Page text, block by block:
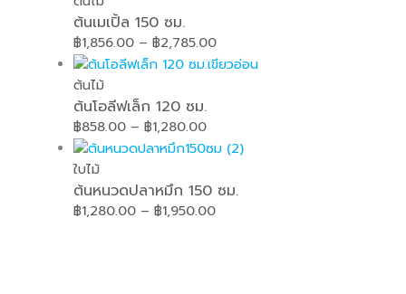
ต้นเมเปิ้ล 150 ซม.
฿1,856.00 – ฿2,785.00
ต้นไม้
ต้นโอลีฟเล็ก 120 ซม.
฿858.00 – ฿1,280.00
ใบไม้
ต้นหนวดปลาหมึก 150 ซม.
฿1,280.00 – ฿1,950.00